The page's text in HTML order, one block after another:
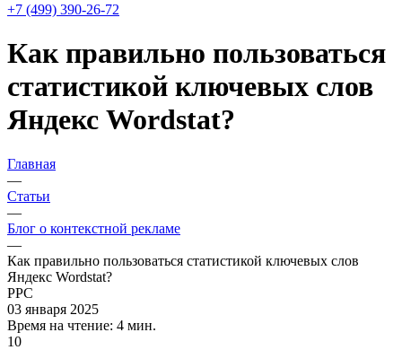
+7 (499) 390-26-72
Как правильно пользоваться
статистикой ключевых слов
Яндекс Wordstat?
Главная
—
Статьи
—
Блог о контекстной рекламе
—
Как правильно пользоваться статистикой ключевых слов
Яндекс Wordstat?
PPC
03 января 2025
Время на чтение: 4 мин.
10